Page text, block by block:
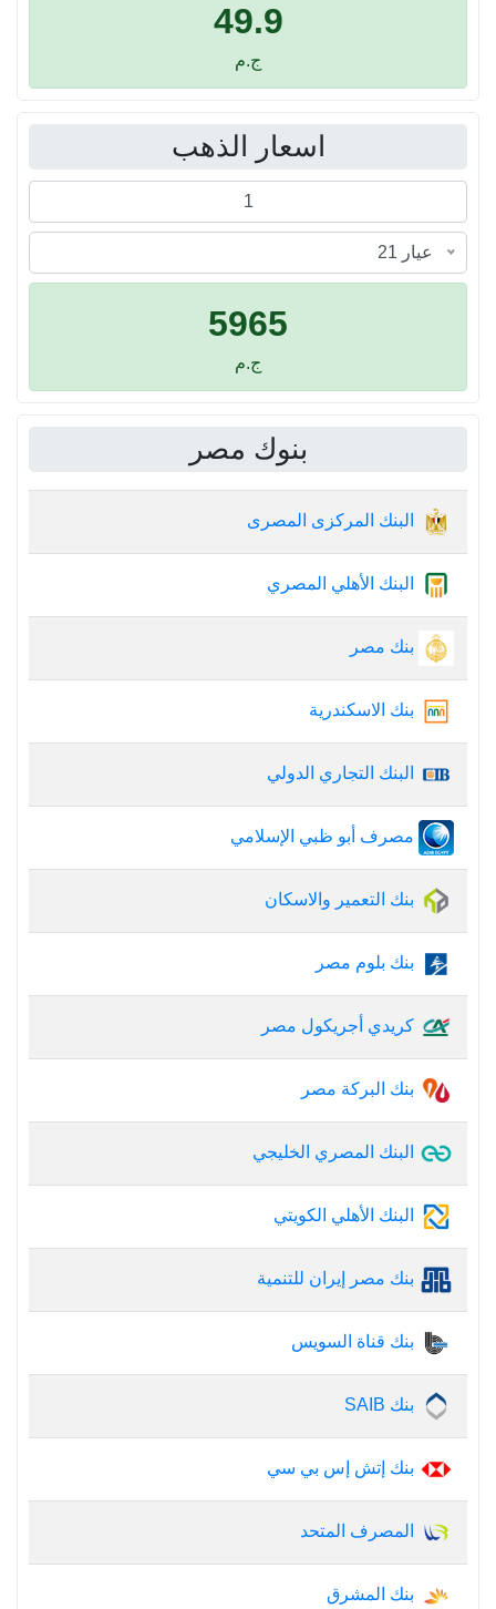
49.9
ج.م
اسعار الذهب
عيار 21
5965
ج.م
بنوك مصر
البنك المركزى المصرى
البنك الأهلي المصري
بنك مصر
بنك الاسكندرية
البنك التجاري الدولي
مصرف أبو ظبي الإسلامي
بنك التعمير والاسكان
بنك بلوم مصر
كريدي أجريكول مصر
بنك البركة مصر
البنك المصري الخليجي
البنك الأهلي الكويتي
بنك مصر إيران للتنمية
بنك قناة السويس
بنك SAIB
بنك إتش إس بي سي
المصرف المتحد
بنك المشرق